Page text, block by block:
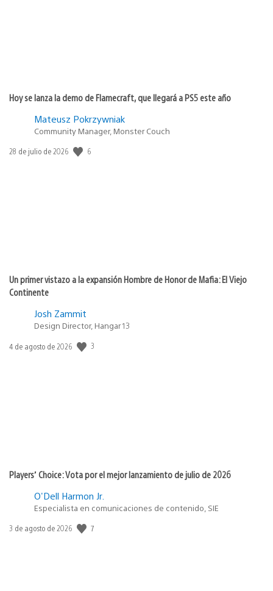
Hoy se lanza la demo de Flamecraft, que llegará a PS5 este año
Mateusz Pokrzywniak
Community Manager, Monster Couch
Fecha
28 de julio de 2026 6
Un primer vistazo a la expansión Hombre de Honor de Mafia: El Viejo
Continente
Josh Zammit
Design Director, Hangar 13
Fecha
4 de agosto de 2026 3
Players’ Choice: Vota por el mejor lanzamiento de julio de 2026
O'Dell Harmon Jr.
Especialista en comunicaciones de contenido, SIE
Fecha
3 de agosto de 2026 7